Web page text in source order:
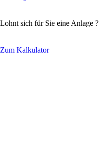
Lohnt sich für Sie eine Anlage ?
Zum Kalkulator